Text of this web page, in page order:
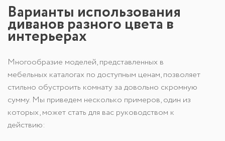
Варианты использования
диванов разного цвета в
интерьерах
Многообразие моделей, представленных в
мебельных каталогах по доступным ценам, позволяет
стильно обустроить комнату за довольно скромную
сумму. Мы приведем несколько примеров, один из
которых, может стать для вас руководством к
действию: